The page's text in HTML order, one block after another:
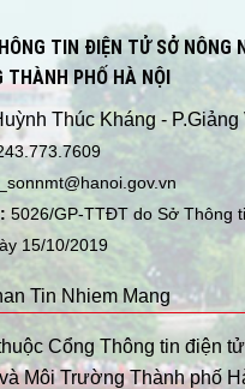
TIN ĐIỆN TỬ SỞ NÔNG
THÀNH PHỐ HÀ NỘI
Thúc Kháng - P.Giảng
5026/GP-TTĐT do Sở Thông
15/10/2019
Cổng Thông tin điện
và Môi Trường Thành phố